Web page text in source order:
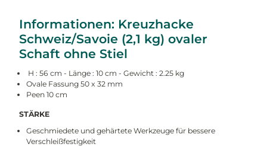
Informationen: Kreuzhacke
Schweiz/Savoie (2,1 kg) ovaler
Schaft ohne Stiel
H : 56 cm - Länge : 10 cm - Gewicht : 2.25 kg
Ovale Fassung 50 x 32 mm
Peen 10 cm
STÄRKE
Geschmiedete und gehärtete Werkzeuge für bessere
Verschleißfestigkeit